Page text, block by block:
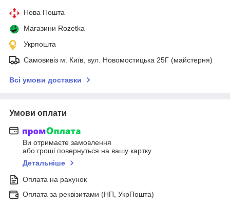
Нова Пошта
Магазини Rozetka
Укрпошта
Самовивіз м. Київ, вул. Новомостицька 25Г (майстерня)
Всі умови доставки
Умови оплати
Ви отримаєте замовлення
або гроші повернуться на вашу картку
Детальніше
Оплата на рахунок
Оплата за реквізитами (НП, УкрПошта)